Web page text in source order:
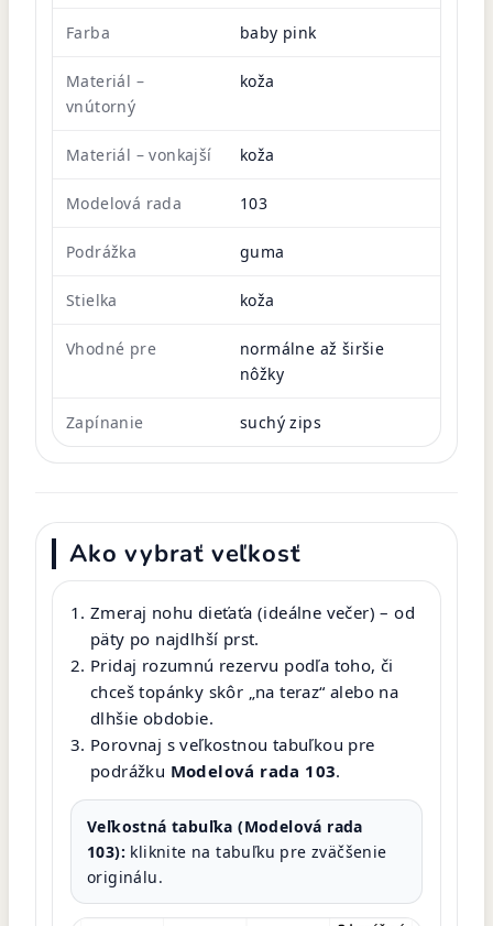
Farba baby pink
Materiál –
vnútorný
koža
Materiál – vonkajší koža
Modelová rada 103
Podrážka guma
Stielka koža
Vhodné pre
normálne až širšie
nôžky
Zapínanie suchý zips
Ako vybrať veľkosť
Zmeraj nohu dieťaťa (ideálne večer) – od
päty po najdlhší prst.
Pridaj rozumnú rezervu podľa toho, či
chceš topánky skôr „na teraz“ alebo na
dlhšie obdobie.
Porovnaj s veľkostnou tabuľkou pre
podrážku Modelová rada 103.
Veľkostná tabuľka (Modelová rada
103): kliknite na tabuľku pre zväčšenie
originálu.